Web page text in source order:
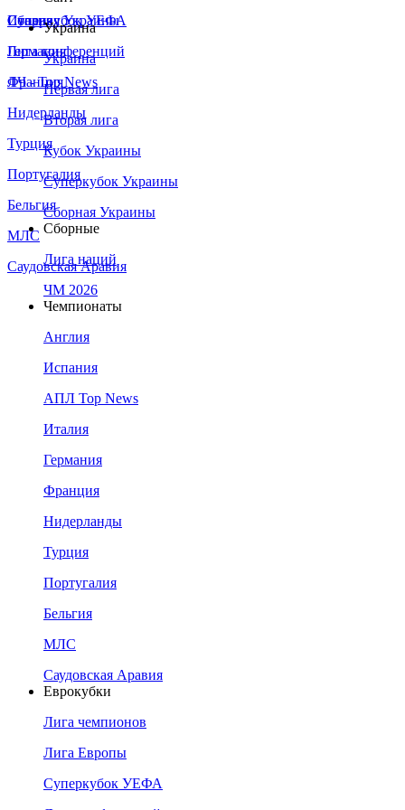
Сборная Украины
Италия
Германия
Франция
Нидерланды
Турция
Португалия
Бельгия
МЛС
Саудовская Аравия
Суперкубок УЕФА
Лига конференций
ЛЧ - Top News
Украина
Украина
Первая лига
Вторая лига
Кубок Украины
Суперкубок Украины
Сборная Украины
Сборные
Лига наций
ЧМ 2026
Чемпионаты
Англия
Испания
АПЛ Top News
Италия
Германия
Франция
Нидерланды
Турция
Португалия
Бельгия
МЛС
Саудовская Аравия
Еврокубки
Лига чемпионов
Лига Европы
Суперкубок УЕФА